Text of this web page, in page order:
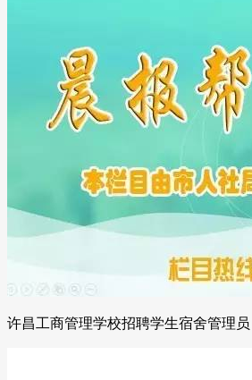
许昌工商管理学校招聘学生宿舍管理员